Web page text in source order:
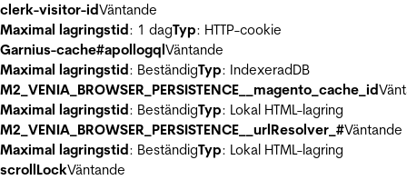
clerk-visitor-idVäntande
Maximal lagringstid: 1 dagTyp: HTTP-cookie
Garnius-cache#apollogqlVäntande
Maximal lagringstid: BeständigTyp: IndexeradDB
M2_VENIA_BROWSER_PERSISTENCE__magento_cache_id
Maximal lagringstid: BeständigTyp: Lokal HTML-lagring
M2_VENIA_BROWSER_PERSISTENCE__urlResolver_#Väntande
Maximal lagringstid: BeständigTyp: Lokal HTML-lagring
scrollLockVäntande